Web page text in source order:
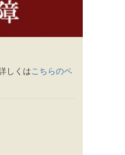
しくはこちらのペ